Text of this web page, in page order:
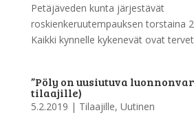
Petäjäveden kunta järjestävät
roskienkeruutempauksen torstaina
Kaikki kynnelle kykenevät ovat
”Pöly on uusiutuva
tilaajille)
5.2.2019 | Tilaajille, Uutinen